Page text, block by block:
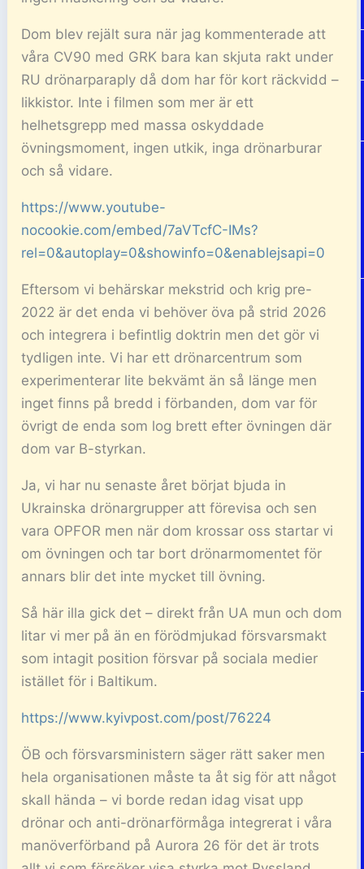
Dom blev rejält sura när jag kommenterade att
våra CV90 med GRK bara kan skjuta rakt under
RU drönarparaply då dom har för kort räckvidd –
likkistor. Inte i filmen som mer är ett
helhetsgrepp med massa oskyddade
övningsmoment, ingen utkik, inga drönarburar
och så vidare.
https://www.youtube-
nocookie.com/embed/7aVTcfC-IMs?
rel=0&autoplay=0&showinfo=0&enablejsapi=0
Eftersom vi behärskar mekstrid och krig pre-
2022 är det enda vi behöver öva på strid 2026
och integrera i befintlig doktrin men det gör vi
tydligen inte. Vi har ett drönarcentrum som
experimenterar lite bekvämt än så länge men
inget finns på bredd i förbanden, dom var för
övrigt de enda som log brett efter övningen där
dom var B-styrkan.
Ja, vi har nu senaste året börjat bjuda in
Ukrainska drönargrupper att förevisa och sen
vara OPFOR men när dom krossar oss startar vi
om övningen och tar bort drönarmomentet för
annars blir det inte mycket till övning.
Så här illa gick det – direkt från UA mun och dom
litar vi mer på än en förödmjukad försvarsmakt
som intagit position försvar på sociala medier
istället för i Baltikum.
https://www.kyivpost.com/post/76224
ÖB och försvarsministern säger rätt saker men
hela organisationen måste ta åt sig för att något
skall hända – vi borde redan idag visat upp
drönar och anti-drönarförmåga integrerat i våra
manöverförband på Aurora 26 för det är trots